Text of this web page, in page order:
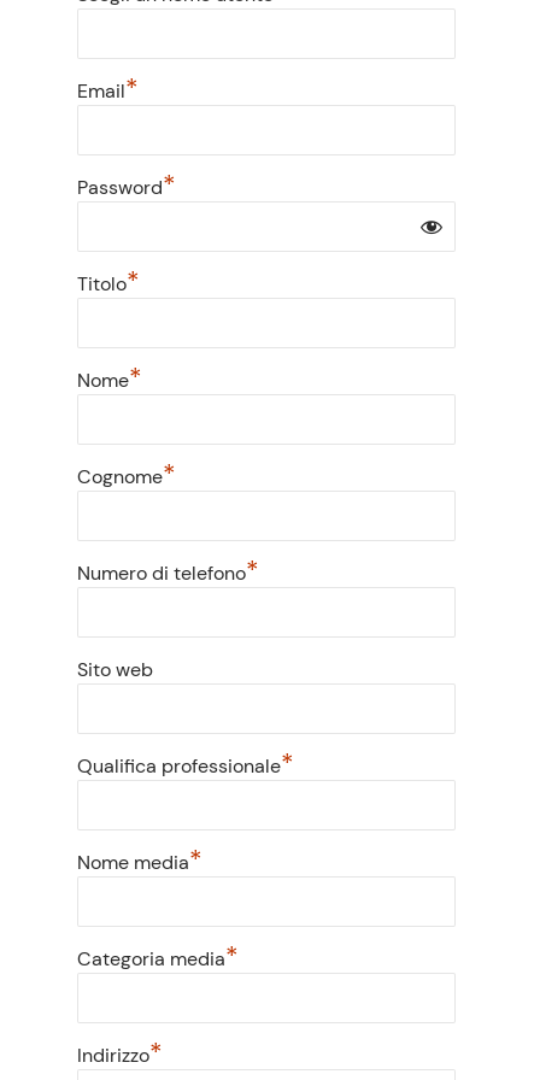
Email*
Password*
Titolo*
Nome*
Cognome*
Numero di telefono*
Sito web
Qualifica professionale*
Nome media*
Categoria media*
Indirizzo*